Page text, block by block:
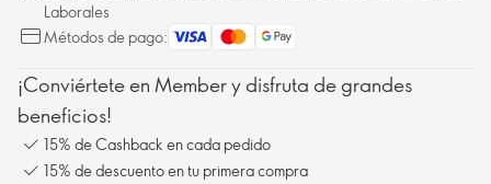
Laborales
Métodos de pago:
¡Conviértete en Member y disfruta de grandes
beneficios!
15% de Cashback en cada pedido
15% de descuento en tu primera compra